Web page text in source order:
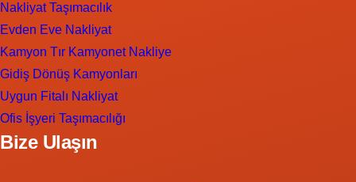
Nakliyat Taşımacılık
Evden Eve Nakliyat
Kamyon Tır Kamyonet Nakliye
Gidiş Dönüş Kamyonları
Uygun Fitalı Nakliyat
Ofis İşyeri Taşımacılığı
Bize Ulaşın